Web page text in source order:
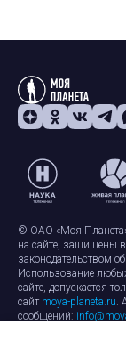
© ОАО «Моя
на сайте, защищены
законодательством
Использование
сайте, допускается
сайт moya-planeta.ru.
сообщений: